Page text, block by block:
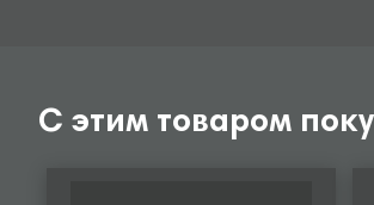
С этим товаром